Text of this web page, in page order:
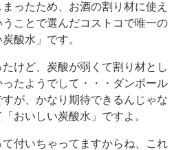
ったため、お酒の割り材に使え
ことで選んだコストコで唯一の
酸水」です。
たけど、炭酸が弱くて割り材とし
たようでして・・・ダンボール
が、かなり期待できるんじゃな
おいしい炭酸水」ですよ。
付いちゃってますからね、これ